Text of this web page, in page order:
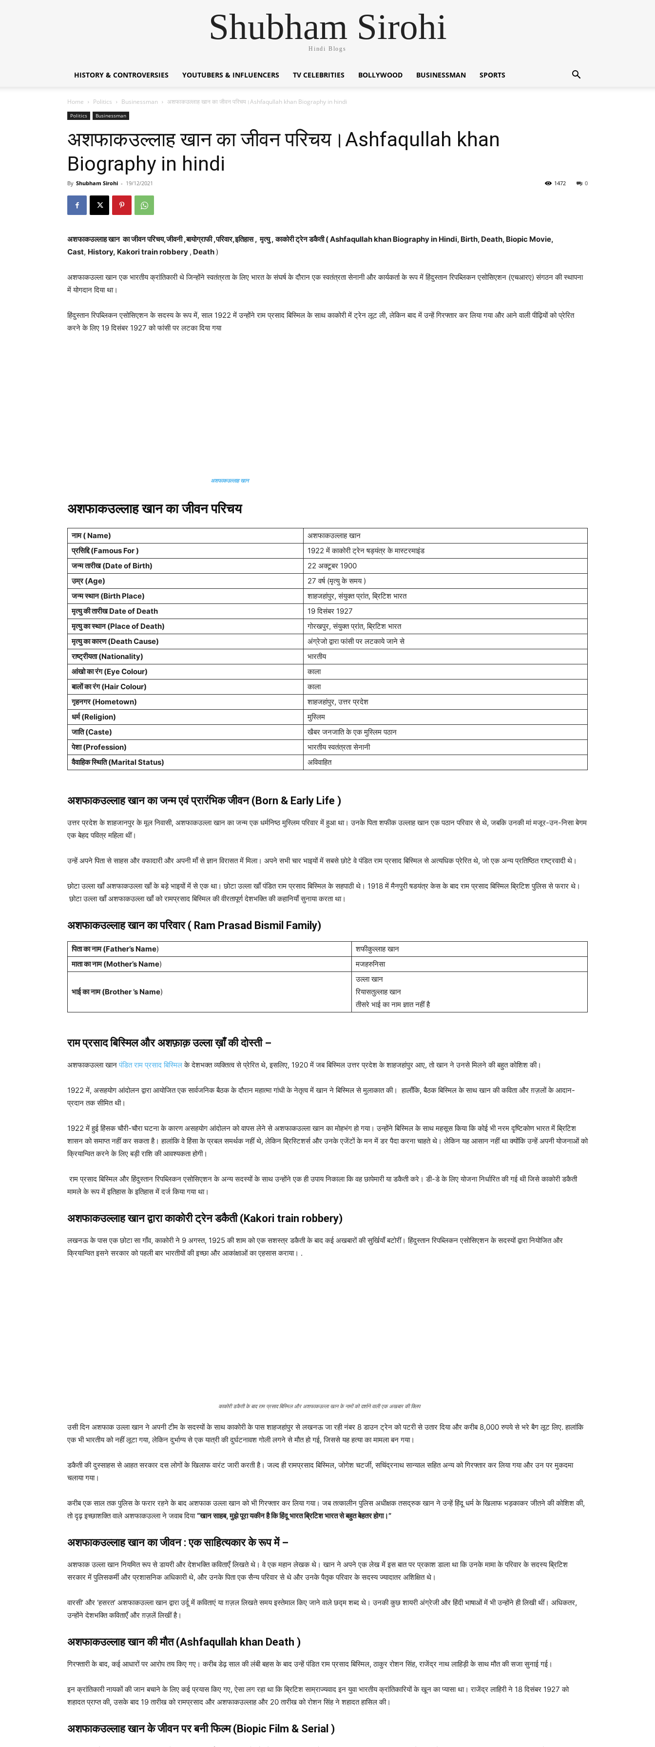
Shubham Sirohi
Hindi Blogs
HISTORY & CONTROVERSIES YOUTUBERS & INFLUENCERS TV CELEBRITIES BOLLYWOOD BUSINESSMAN SPORTS
Home Politics Businessman अशफाकउल्लाह खान का जीवन परिचय।Ashfaqullah khan Biography in hindi
Politics Businessman
अशफाकउल्लाह खान का जीवन परिचय।Ashfaqullah khan
Biography in hindi
By Shubham Sirohi - 19/12/2021 0
1472
अशफाकउल्लाह खान का जीवन परिचय,जीवनी ,बायोग्राफी ,परिवार,इतिहास , मृत्यु ,काकोरी ट्रेन डकैती( Ashfaqullah khan Biography in Hindi, Birth, Death, Biopic Movie,
Cast, History, Kakori train robbery , Death )
अशफाकउल्ला खान एक भारतीय क्रांतिकारी थे जिन्होंने स्वतंत्रता के लिए भारत के संघर्ष के दौरान एक स्वतंत्रता सेनानी और कार्यकर्ता के रूप में हिंदुस्तान रिपब्लिकन एसोसिएशन (एचआरए) संगठन की स्थापना
में योगदान दिया था।
हिंदुस्तान रिपब्लिकन एसोसिएशन के सदस्य के रूप में, साल 1922 में उन्होंने राम प्रसाद बिस्मिल के साथ काकोरी में ट्रेन लूट ली, लेकिन बाद में उन्हें गिरफ्तार कर लिया गया और आने वाली पीढ़ियों को प्रेरित
करने के लिए 19 दिसंबर 1927 को फांसी पर लटका दिया गया
अशफाकउल्लाह खान
अशफाकउल्लाह खान का जीवन परिचय
नाम ( Name)
अशफाकउल्लाह खान
प्रसिद्दि (Famous For )
1922 में काकोरी ट्रेन षड्यंत्र के मास्टरमाइंड
जन्म तारीख (Date of Birth)
22 अक्टूबर 1900
उम्र (Age)
27 वर्ष (मृत्यु के समय )
जन्म स्थान (Birth Place)
शाहजहांपुर, संयुक्त प्रांत, ब्रिटिश भारत
मृत्यु की तारीख Date of Death
19 दिसंबर 1927
मृत्यु का स्थान (Place of Death)
गोरखपुर, संयुक्त प्रांत, ब्रिटिश भारत
मृत्यु का कारण (Death Cause)
अंग्रेजो द्वारा फांसी पर लटकाये जाने से
राष्ट्रीयता (Nationality)
भारतीय
आंखो का रंग (Eye Colour)
काला
बालों का रंग (Hair Colour)
काला
गृहनगर (Hometown)
शाहजहांपुर, उत्तर प्रदेश
धर्म (Religion)
मुस्लिम
जाति (Caste)
खैबर जनजाति के एक मुस्लिम पठान
पेशा (Profession)
भारतीय स्वतंत्रता सेनानी
वैवाहिक स्थिति (Marital Status) अविवाहित
अशफाकउल्लाह खान का जन्म एवंप्रारंभिक जीवन (Born & Early Life )
उत्तर प्रदेश के शाहजानपुर के मूल निवासी, अशफाकउल्ला खान का जन्म एक धर्मनिष्ठ मुस्लिम परिवार में हुआ था। उनके पिता शफीक उल्लाह खान एक पठान परिवार से थे, जबकि उनकी मां मजूर-उन-निसा बेगम
एक बेहद पवित्र महिला थीं।
उन्हें अपने पिता से साहस और वफादारी और अपनी माँ से ज्ञान विरासत में मिला। अपने सभी चार भाइयों में सबसे छोटे वे पंडित राम प्रसाद बिस्मिल से अत्यधिक प्रेरित थे, जो एक अन्य प्रतिष्ठित राष्ट्रवादी थे।
छोटा उल्ला खाँ अशफाकउल्ला खाँ के बड़े भाइयों में से एक था। छोटा उल्ला खाँ पंडित राम प्रसाद बिस्मिल के सहपाठी थे। 1918 में मैनपुरी षडयंत्र केस के बाद राम प्रसाद बिस्मिल ब्रिटिश पुलिस से फरार थे।
छोटा उल्ला खाँ अशफाकउल्ला खाँ को रामप्रसाद बिस्मिल की वीरतापूर्ण देशभक्ति की कहानियाँ सुनाया करता था।
अशफाकउल्लाह खान का परिवार ( Ram Prasad Bismil Family)
पिता का नाम (Father’s Name)
शफीकुल्लाह खान
माता का नाम (Mother’s Name) मजहरुनिसा
भाई का नाम (Brother ’s Name)
उल्ला खान
रियासतुल्लाह खान
तीसरे भाई का नाम ज्ञात नहीं है
राम प्रसाद बिस्मिल और अशफ़ाक़ उल्ला ख़ाँ की दोस्ती –
अशफाकउल्ला खानपंडित राम प्रसाद बिस्मिलके देशभक्त व्यक्तित्व से प्रेरित थे, इसलिए, 1920 में जब बिस्मिल उत्तर प्रदेश के शाहजहांपुर आए, तो खान ने उनसे मिलने की बहुत कोशिश की।
1922 में, असहयोग आंदोलन द्वारा आयोजित एक सार्वजनिक बैठक के दौरान महात्मा गांधी के नेतृत्व में खान ने बिस्मिल से मुलाकात की। हालाँकि, बैठक बिस्मिल के साथ खान की कविता और ग़ज़लों के आदान-
प्रदान तक सीमित थी।
1922 में हुई हिंसक चौरी-चौरा घटना के कारण असहयोग आंदोलन को वापस लेने से अशफाकउल्ला खान का मोहभंग हो गया। उन्होंने बिस्मिल के साथ महसूस किया कि कोई भी नरम दृष्टिकोण भारत में ब्रिटिश
शासन को समाप्त नहीं कर सकता है। हालांकि वे हिंसा के प्रबल समर्थक नहीं थे, लेकिन ब्रिस्टिशर्स और उनके एजेंटों के मन में डर पैदा करना चाहते थे। लेकिन यह आसान नहीं था क्योंकि उन्हें अपनी योजनाओं को
क्रियान्वित करने के लिए बड़ी राशि की आवश्यकता होगी।
राम प्रसाद बिस्मिल और हिंदुस्तान रिपब्लिकन एसोसिएशन के अन्य सदस्यों के साथ उन्होंने एक ही उपाय निकाला कि वह छापेमारी या डकैती करे। डी-डे के लिए योजना निर्धारित की गई थी जिसे काकोरी डकैती
मामले के रूप में इतिहास के इतिहास में दर्ज किया गया था।
अशफाकउल्लाह खान द्वारा काकोरी ट्रेन डकैती (Kakori train robbery)
लखनऊ के पास एक छोटा सा गाँव, काकोरी ने 9 अगस्त, 1925 की शाम को एक सशस्त्र डकैती के बाद कई अखबारों की सुर्खियाँ बटोरीं। हिंदुस्तान रिपब्लिकन एसोसिएशन के सदस्यों द्वारा नियोजित और
क्रियान्वित इसने सरकार को पहली बार भारतीयों की इच्छा और आकांक्षाओं का एहसास कराया। .
काकोरी डकैती के बाद राम प्रसाद बिस्मिल और अशफाकउल्ला खान के नामों को दर्शाने वाली एक अखबार की क्लिप
उसी दिन अशफाक उल्ला खान ने अपनी टीम के सदस्यों के साथ काकोरी के पास शाहजहांपुर से लखनऊ जा रही नंबर 8 डाउन ट्रेन को पटरी से उतार दिया और करीब 8,000 रुपये से भरे बैग लूट लिए. हालांकि
एक भी भारतीय को नहीं लूटा गया, लेकिन दुर्भाग्य से एक यात्री की दुर्घटनावश गोली लगने से मौत हो गई, जिससे यह हत्या का मामला बन गया।
डकैती की दुस्साहस से आहत सरकार दस लोगों के खिलाफ वारंट जारी करती है। जल्द ही रामप्रसाद बिस्मिल, जोगेश चटर्जी, सचिंद्रनाथ सान्याल सहित अन्य को गिरफ्तार कर लिया गया और उन पर मुकदमा
चलाया गया।
करीब एक साल तक पुलिस के फरार रहने के बाद अशफाक उल्ला खान को भी गिरफ्तार कर लिया गया। जब तत्कालीन पुलिस अधीक्षक तसद्रुक खान ने उन्हें हिंदू धर्म के खिलाफ भड़काकर जीतने की कोशिश की,
तो दृढ़ इच्छाशक्ति वाले अशफाकउल्ला ने जवाब दिया“खान साहब, मुझे पूरा यकीन है कि हिंदू भारत ब्रिटिश भारत से बहुत बेहतर होगा।”
अशफाकउल्लाह खान का जीवन : एकसाहित्यकारके रूप में –
अशफाक उल्ला खान नियमित रूप से डायरी और देशभक्ति कविताएँ लिखते थे। वे एक महान लेखक थे। खान ने अपने एक लेख में इस बात पर प्रकाश डाला था कि उनके मामा के परिवार के सदस्य ब्रिटिश
सरकार में पुलिसकर्मी और प्रशासनिक अधिकारी थे, और उनके पिता एक सैन्य परिवार से थे और उनके पैतृक परिवार के सदस्य ज्यादातर अशिक्षित थे।
वारसी’ और ‘हसरत’ अशफाकउल्ला खान द्वारा उर्दू में कविताएं या ग़ज़ल लिखते समय इस्तेमाल किए जाने वाले छद्म शब्द थे। उनकी कुछ शायरी अंग्रेजी और हिंदी भाषाओं में भी उन्होंने ही लिखी थीं। अधिकतर,
उन्होंने देशभक्ति कविताएँ और ग़ज़लें लिखीं है।
अशफाकउल्लाह खान की मौत (Ashfaqullah khan Death )
गिरफ्तारी के बाद, कई आधारों पर आरोप तय किए गए। करीब डेढ़ साल की लंबी बहस के बाद उन्हें पंडित राम प्रसाद बिस्मिल, ठाकुर रोशन सिंह, राजेंद्र नाथ लाहिड़ी के साथ मौत की सजा सुनाई गई।
इन क्रांतिकारी नायकों की जान बचाने के लिए कई प्रयास किए गए, ऐसा लग रहा था कि ब्रिटिश साम्राज्यवाद इन युवा भारतीय क्रांतिकारियों के खून का प्यासा था। राजेंद्र लाहिरी ने 18 दिसंबर 1927 को
शहादत प्राप्त की, उसके बाद 19 तारीख को रामप्रसाद और अशफाकउल्लाह और 20 तारीख को रोशन सिंह ने शहादत हासिल की।
अशफाकउल्लाह खान के जीवन पर बनी फिल्म (Biopic Film & Serial )